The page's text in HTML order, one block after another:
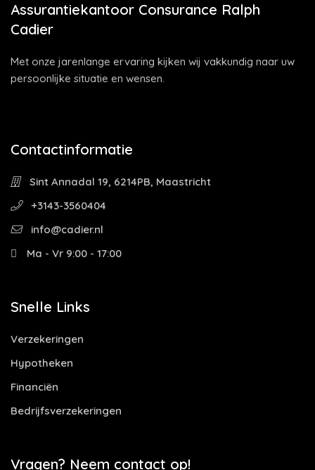
Assurantiekantoor Consurance Ralph
Cadier
Met onze jarenlange ervaring kijken wij vakkundig naar uw
persoonlijke situatie en wensen.
Contactinformatie
Sint Annadal 19, 6214PB, Maastricht
+3143-3560404
info@cadier.nl
Ma - Vr 9:00 - 17:00
Snelle Links
Verzekeringen
Hypotheken
Financiën
Bedrijfsverzekeringen
Vragen? Neem contact op!